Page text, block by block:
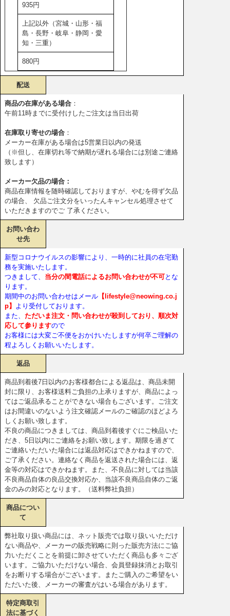
935円
上記以外（宮城・山形・福
島・長野・岐阜・静岡・愛
知・三重）
880円
配送
商品の在庫がある場合 ：
午前11時までに受付けしたご注文は当日出荷
在庫取り寄せの場合 ：
メーカー在庫がある場合は5営業日以内の発送
（※但し、在庫切れ等で納期が遅れる場合には別途ご連絡
致します）
メーカー欠品の場合：
商品在庫情報を随時確認しておりますが、やむを得ず欠品
の場合、 欠品ご注文分をいったんキャンセル処理させて
いただきますのでご 了承ください。
お問い合わ
せ先
新型コロナウイルスの影響により、一時的に社員の在宅勤
務を実施いたします。
つきまして、 当分の間電話によるお問い合わせが不可とな
ります。
期間中のお問い合わせはメール 【lifestyle@neowing.co.j
p】
より受付しております。
また、 ただいま注文・問い合わせが殺到しており、順次対
応して参りますので
お客様には大変ご不便をおかけいたしますが何卒ご理解の
程よろしくお願いいたします。
返品
商品到着後7日以内のお客様都合による返品は、商品未開
封に限り、お客様送料ご負担の上承りますが、商品によっ
てはご返品承ることができない場合もございます。ご注文
はお間違いのないよう注文確認メールのご確認のほどよろ
しくお願い致します。
不良の商品につきましては、商品到着後すぐにご検品いた
だき、5日以内にご連絡をお願い致します。期限を過ぎて
ご連絡いただいた場合には返品対応はできかねますので、
ご了承ください。連絡なく商品を返送された場合には、返
金等の対応はできかねます。また、不良品に対しては当該
不良商品自体の良品交換対応か、当該不良商品自体のご返
金のみの対応となります。（送料弊社負担）
商品につい
て
弊社取り扱い商品には、ネット販売では取り扱いいただけ
ない商品や、メーカーの販売戦略に則った販売方法にご協
力いただくことを前提に卸させていただく商品も多々ござ
います。ご協力いただけない場合、会員登録抹消とお取引
をお断りする場合がございます。またご購入のご希望をい
ただいた後、メーカーの審査がはいる場合があります。
特定商取引
法に基づく